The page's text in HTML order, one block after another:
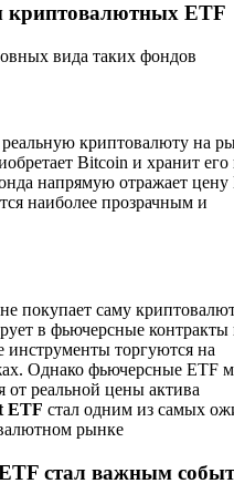
криптовалютных ETF
вида таких фондов
реальную криптовалюту на
Bitcoin и хранит его
напрямую отражает цену
наиболее прозрачным и
не покупает саму
в фьючерсные
инструменты торгуются на
Однако фьючерсные ETF
от реальной цены актива
ETF стал одним из самых
рынке
стал важным